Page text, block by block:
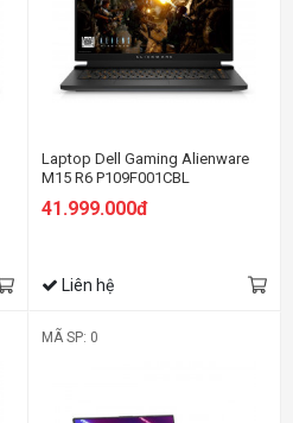
Laptop Dell Gaming Alienware
M15 R6 P109F001CBL
41.999.000đ
Liên hệ
MÃ SP: 0